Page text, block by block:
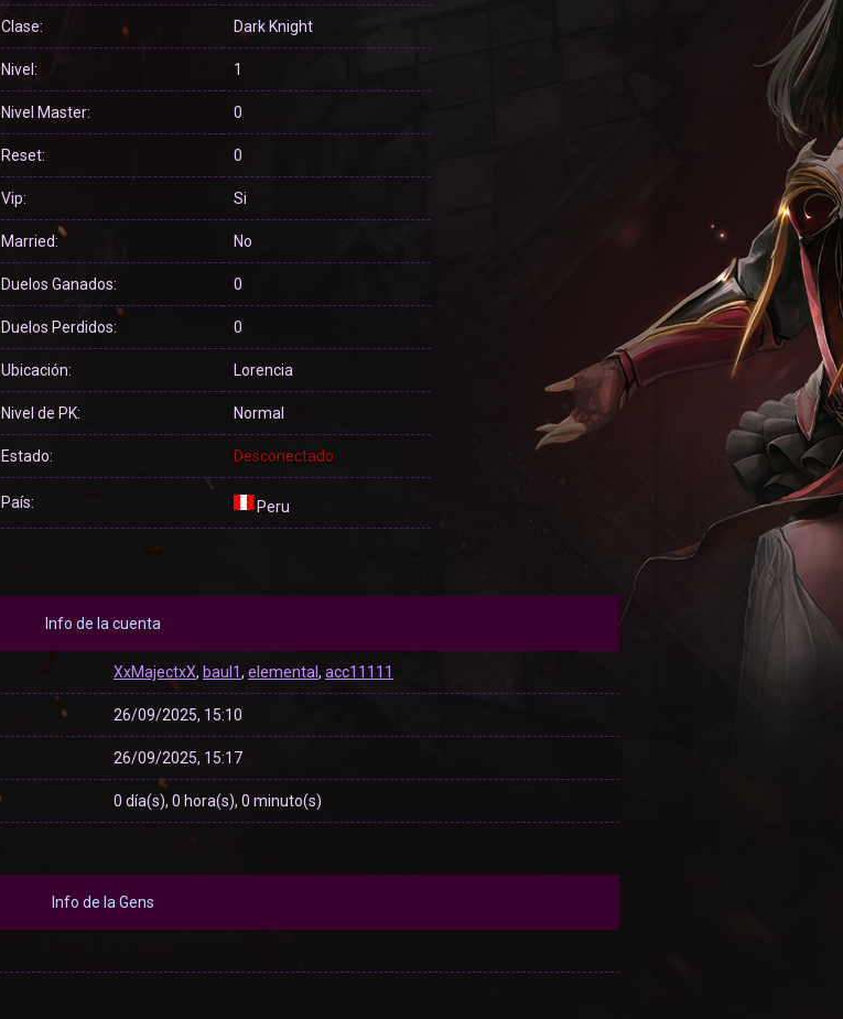
Clase: Dark Knight
Nivel: 1
Nivel Master: 0
Reset: 0
Vip: Si
Married: No
Duelos Ganados: 0
Duelos Perdidos: 0
Ubicación: Lorencia
Nivel de PK: Normal
Estado: Desconectado
País: Peru
Info de la cuenta
XxMajectxX, baul1, elemental , acc11111
26/09/2025, 15:10
26/09/2025, 15:17
0 día(s), 0 hora(s), 0 minuto(s)
Info de la Gens